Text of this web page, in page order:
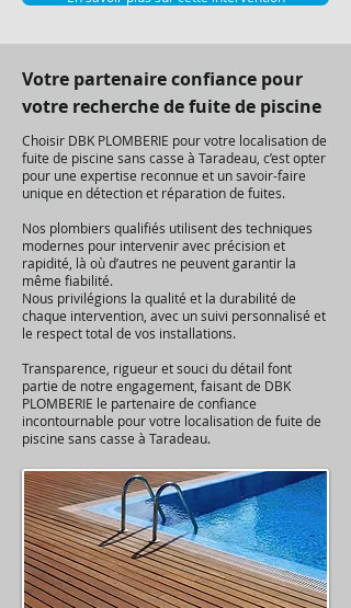
Votre partenaire confiance pour
votre recherche de fuite de piscine
Choisir DBK PLOMBERIE pour votre localisation de
fuite de piscine sans casse à Taradeau, c’est opter
pour une expertise reconnue et un savoir-faire
unique en détection et réparation de fuites.
Nos plombiers qualifiés utilisent des techniques
modernes pour intervenir avec précision et
rapidité, là où d’autres ne peuvent garantir la
même fiabilité.
Nous privilégions la qualité et la durabilité de
chaque intervention, avec un suivi personnalisé et
le respect total de vos installations.
Transparence, rigueur et souci du détail font
partie de notre engagement, faisant de DBK
PLOMBERIE le partenaire de confiance
incontournable pour votre localisation de fuite de
piscine sans casse à Taradeau.